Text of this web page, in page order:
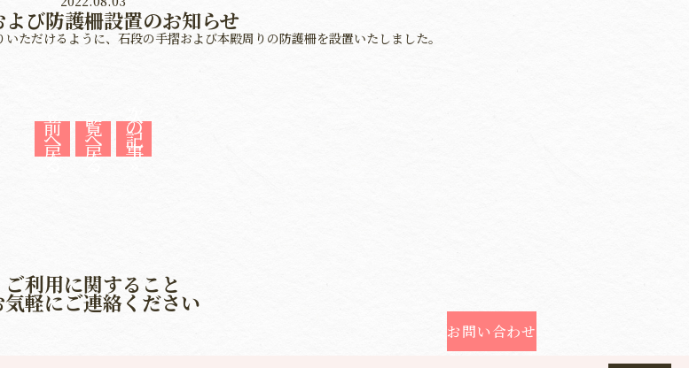
よび防護柵設置のお知らせ
ただけるように、石段の手摺および本殿周りの防護柵を設置いたしました。
«
前
へ
戻
る
一
覧
へ
戻
る
次
の
記
事
»
ご利用に関すること
気軽にご連絡ください
お問い合わせ